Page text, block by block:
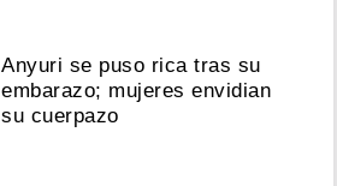
Anyuri se puso rica tras su
embarazo; mujeres envidian
su cuerpazo